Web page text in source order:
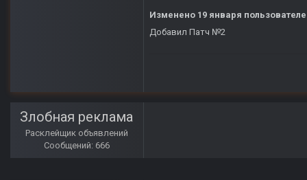
Изменено 19 января
Добавил Патч №2
Злобная реклама
Расклейщик объявлений
Сообщений: 666